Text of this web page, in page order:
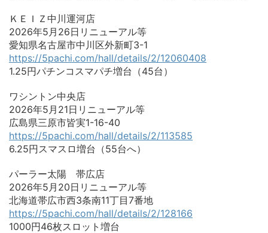
ＫＥＩＺ中川運河店
2026年5月26日リニューアル等
愛知県名古屋市中川区外新町3-1
https://5pachi.com/hall/details/2/12060408
1.25円パチンコスマパチ増台（45台）
ワシントン中央店
2026年5月21日リニューアル等
広島県三原市皆実1-16-40
https://5pachi.com/hall/details/2/113585
6.25円スマスロ増台（55台へ）
パーラー太陽 帯広店
2026年5月20日リニューアル等
北海道帯広市西3条南11丁目7番地
https://5pachi.com/hall/details/2/128166
1000円46枚スロット増台